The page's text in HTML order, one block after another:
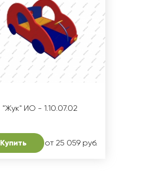
"Жук" ИО - 1.10.07.02
Купить от 25 059 руб.